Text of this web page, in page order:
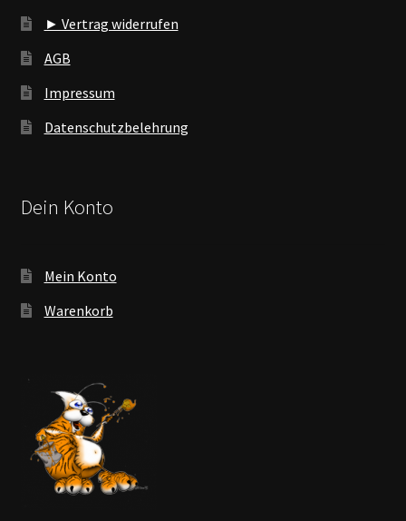
► Vertrag widerrufen
AGB
Impressum
Datenschutzbelehrung
Dein Konto
Mein Konto
Warenkorb